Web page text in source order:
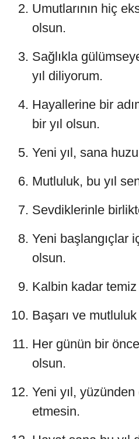
Umutlarının hiç
olsun.
Sağlıkla
yıl diliyorum.
Hayallerine bir
bir yıl olsun.
Yeni yıl, sana
Mutluluk, bu yıl
Sevdiklerinle
Yeni başlangıçlar
olsun.
Kalbin kadar
Başarı ve mutluluk
Her günün bir
olsun.
Yeni yıl,
etmesin.